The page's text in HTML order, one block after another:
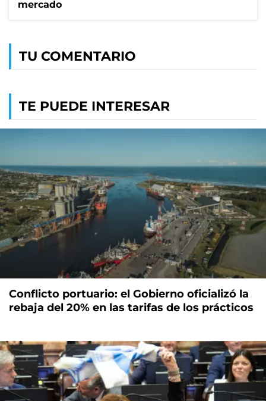
mercado
TU COMENTARIO
TE PUEDE INTERESAR
Conflicto portuario: el Gobierno oficializó la
rebaja del 20% en las tarifas de los prácticos